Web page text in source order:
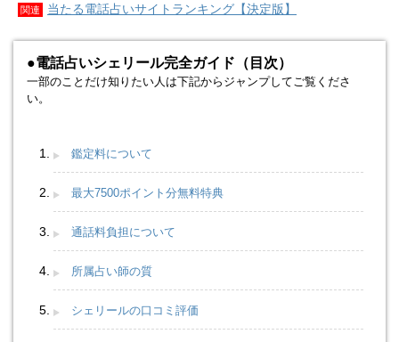
関連 当たる電話占いサイトランキング【決定版】
●電話占いシェリール完全ガイド（目次）
一部のことだけ知りたい人は下記からジャンプしてご覧くださ
い。
鑑定料について
最大7500ポイント分無料特典
通話料負担について
所属占い師の質
シェリールの口コミ評価